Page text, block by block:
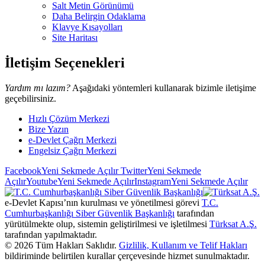
Salt Metin Görünümü
Daha Belirgin Odaklama
Klavye Kısayolları
Site Haritası
İletişim Seçenekleri
Yardım mı lazım? Aşağıdaki yöntemleri kullanarak bizimle iletişime
geçebilirsiniz.
Hızlı Çözüm Merkezi
Bize Yazın
e-Devlet Çağrı Merkezi
Engelsiz Çağrı Merkezi
FacebookYeni Sekmede AçılırTwitterYeni Sekmede
AçılırYoutubeYeni Sekmede AçılırInstagramYeni Sekmede Açılır
e-Devlet Kapısı’nın kurulması ve yönetilmesi görevi T.C.
Cumhurbaşkanlığı Siber Güvenlik Başkanlığı tarafından
yürütülmekte olup, sistemin geliştirilmesi ve işletilmesi Türksat A.Ş.
tarafından yapılmaktadır.
© 2026 Tüm Hakları Saklıdır. Gizlilik, Kullanım ve Telif Hakları
bildiriminde belirtilen kurallar çerçevesinde hizmet sunulmaktadır.